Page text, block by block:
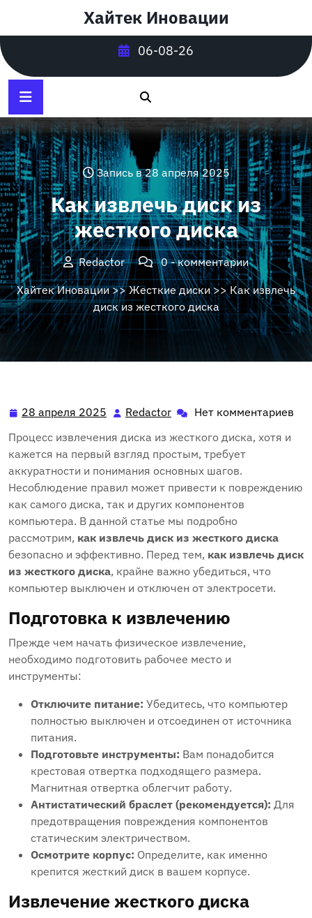
содержимому
Хайтек Иновации
06-08-26
Запись в 28 апреля 2025
Как извлечь диск из
жесткого диска
Redactor
0 - комментарии
Хайтек Иновации>>Жесткие диски>> Как извлечь
диск из жесткого диска
28 апреля 2025 28
2025
Redactor Redactor
Нет комментариев
Процесс извлечения диска из жесткого диска‚ хотя и
кажется на первый взгляд простым‚ требует
аккуратности и понимания основных шагов.
Несоблюдение правил может привести к повреждению
как самого диска‚ так и других компонентов
компьютера. В данной статье мы подробно
рассмотрим‚ как извлечь диск из жесткого диска
безопасно и эффективно. Перед тем‚ как извлечь диск
из жесткого диска‚ крайне важно убедиться‚ что
компьютер выключен и отключен от электросети.
Подготовка к извлечению
Прежде чем начать физическое извлечение‚
необходимо подготовить рабочее место и
инструменты:
Отключите питание: Убедитесь‚ что компьютер
полностью выключен и отсоединен от источника
питания.
Подготовьте инструменты: Вам понадобится
крестовая отвертка подходящего размера.
Магнитная отвертка облегчит работу.
Антистатический браслет (рекомендуется): Для
предотвращения повреждения компонентов
статическим электричеством.
Осмотрите корпус: Определите‚ как именно
крепится жесткий диск в вашем корпусе.
Извлечение жесткого диска